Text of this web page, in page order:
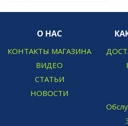
О НАС
КОНТАКТЫ МАГАЗИНА
ВИДЕО
СТАТЬИ
НОВОСТИ